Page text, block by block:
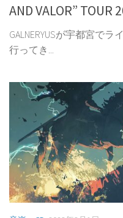
AND VALOR” TOUR
GALNERYUSが宇都宮で
行ってき...